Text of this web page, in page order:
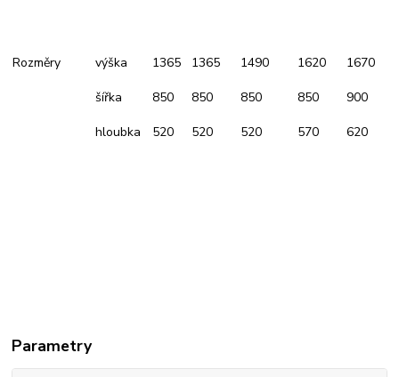
Rozměry výška 1365 1365 1490 1620 1670
šířka 850 850 850 850 900
hloubka 520 520 520 570 620
Parametry